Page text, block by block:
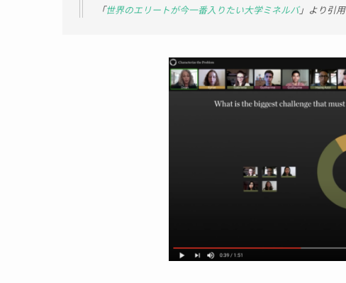
「世界のエリートが今一番入りたい大学ミネルバ」より引用